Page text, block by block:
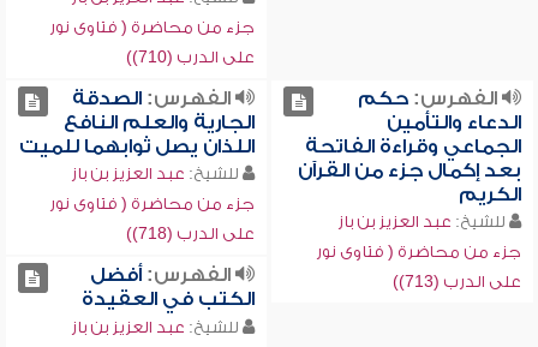
جزء من محاضرة ( فتاوى نور
على الدرب (710))
الفهرس:حكم
الدعاء والتأمين
الجماعي وقراءة الفاتحة
بعد إكمال جزء من القرآن
الكريم
للشيخ: عبد العزيز بن باز
جزء من محاضرة ( فتاوى نور
على الدرب (713))
الفهرس:الصدقة
الجارية والعلم النافع
اللذان يصل ثوابهما للميت
للشيخ: عبد العزيز بن باز
جزء من محاضرة ( فتاوى نور
على الدرب (718))
الفهرس:أفضل
الكتب في العقيدة
للشيخ: عبد العزيز بن باز